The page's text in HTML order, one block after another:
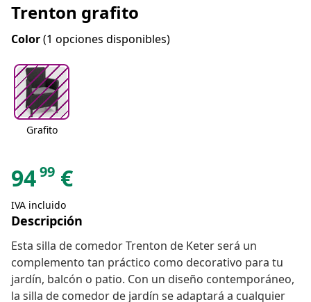
Trenton grafito
Color(1 opciones disponibles)
Grafito
9499 €
IVA incluido
Descripción
Esta silla de comedor Trenton de Keter será un
complemento tan práctico como decorativo para tu
jardín, balcón o patio. Con un diseño contemporáneo,
la silla de comedor de jardín se adaptará a cualquier